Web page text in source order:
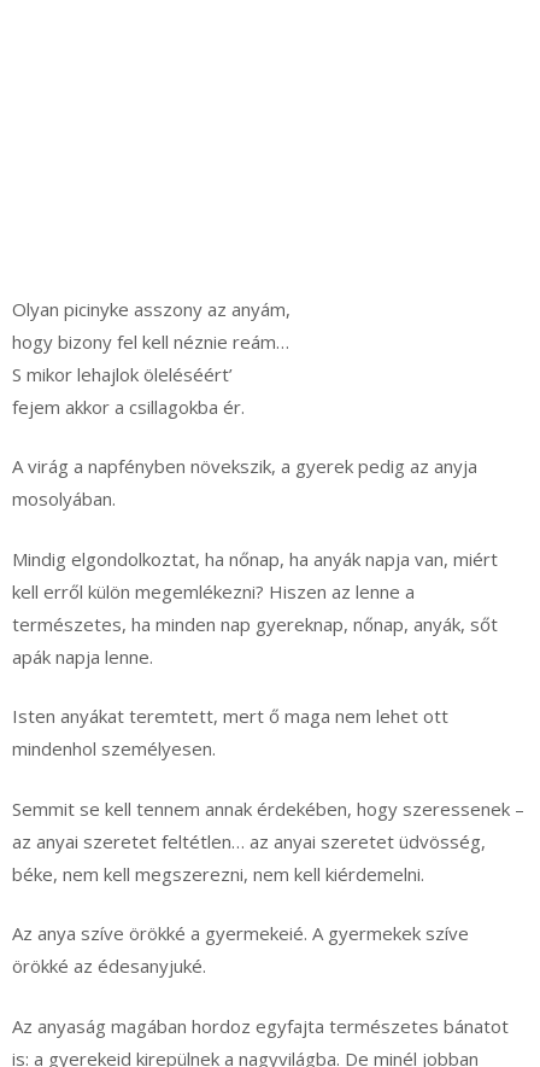
Olyan picinyke asszony az anyám,
hogy bizony fel kell néznie reám…
S mikor lehajlok öleléséért’
fejem akkor a csillagokba ér.
A virág a napfényben növekszik, a gyerek pedig az anyja
mosolyában.
Mindig elgondolkoztat, ha nőnap, ha anyák napja van, miért
kell erről külön megemlékezni? Hiszen az lenne a
természetes, ha minden nap gyereknap, nőnap, anyák, sőt
apák napja lenne.
Isten anyákat teremtett, mert ő maga nem lehet ott
mindenhol személyesen.
Semmit se kell tennem annak érdekében, hogy szeressenek –
az anyai szeretet feltétlen… az anyai szeretet üdvösség,
béke, nem kell megszerezni, nem kell kiérdemelni.
Az anya szíve örökké a gyermekeié. A gyermekek szíve
örökké az édesanyjuké.
Az anyaság magában hordoz egyfajta természetes bánatot
is: a gyerekeid kirepülnek a nagyvilágba. De minél jobban